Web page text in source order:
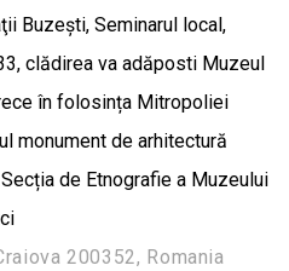
Buzești, Seminarul local,
clădirea va adăposti Muzeul
în folosința Mitropoliei
monument de arhitectură
de Etnografie a Muzeului
200352, Romania